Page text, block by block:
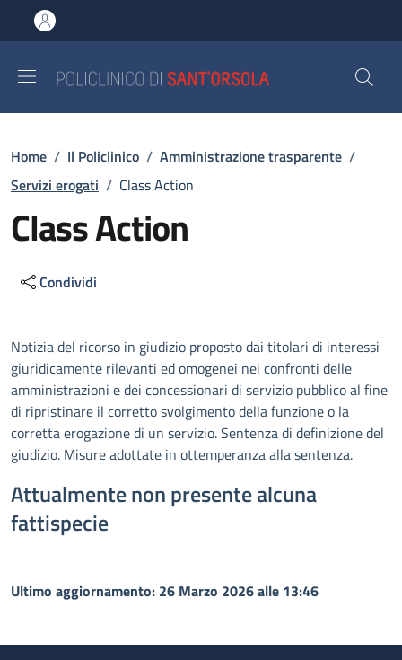
al contenuto principale
to footer content
Briciole di pane
Home / Il Policlinico / Amministrazione trasparente /
Servizi erogati / Class Action
Class Action
Condividi
Descrizione
Notizia del ricorso in giudizio proposto dai titolari di interessi
giuridicamente rilevanti ed omogenei nei confronti delle
amministrazioni e dei concessionari di servizio pubblico al fine
di ripristinare il corretto svolgimento della funzione o la
corretta erogazione di un servizio. Sentenza di definizione del
giudizio. Misure adottate in ottemperanza alla sentenza.
Attualmente non presente alcuna
fattispecie
Ultimo aggiornamento: 26 Marzo 2026 alle 13:46